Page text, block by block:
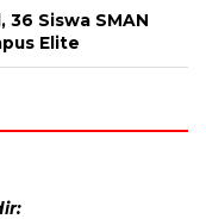
36 Siswa SMAN
Elite